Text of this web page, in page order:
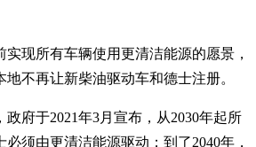
实现所有车辆使用更清洁能源的愿景，
地不再让新柴油驱动车和德士注册。
府于2021年3月宣布，从2030年起所
须由更清洁能源驱动；到了2040年，